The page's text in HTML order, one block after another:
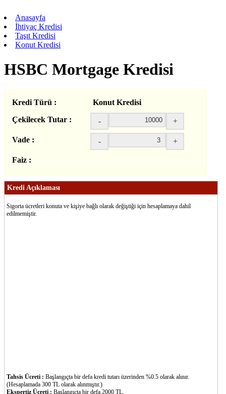
Anasayfa
İhtiyaç Kredisi
Taşıt Kredisi
Konut Kredisi
HSBC Mortgage Kredisi
Kredi Türü :
Konut Kredisi
Çekilecek Tutar :
- +
Vade : - +
Faiz :
Kredi Açıklaması
Sigorta ücretleri konuta ve kişiye bağlı olarak değiştiği için hesaplamaya dahil
edilmemiştir.
Tahsis Ücreti : Başlangıçta bir defa kredi tutarı üzerinden %0.5 olarak alınır.
(Hesaplamada 300 TL olarak alınmıştır.)
Ekspertiz Ücreti : Başlangıçta bir defa 2000 TL.